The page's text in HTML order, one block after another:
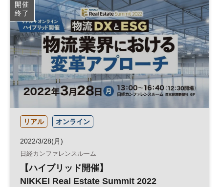
開催
終了
リアル オンライン
2022/3/28(月)
日経カンファレンスルーム
【ハイブリッド開催】
NIKKEI Real Estate Summit 2022